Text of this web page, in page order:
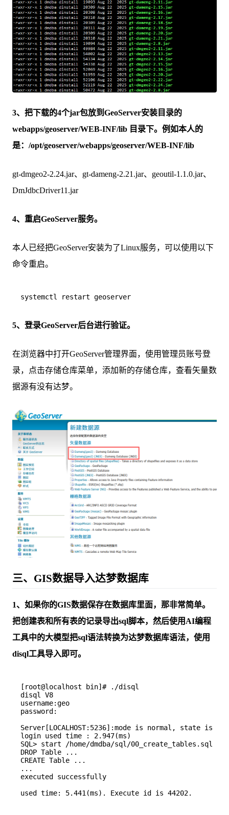
3、把下载的4个jar包放到GeoServer安装目录的
webapps/geoserver/WEB-INF/lib 目录下。例如本人的
是：/opt/geoserver/webapps/geoserver/WEB-INF/lib
gt-dmgeo2-2.24.jar、gt-dameng-2.21.jar、geoutil-1.1.0.jar、
DmJdbcDriver11.jar
4、重启GeoServer服务。
本人已经把GeoServer安装为了Linux服务，可以使用以下
命令重启。
5、登录GeoServer后台进行验证。
在浏览器中打开GeoServer管理界面，使用管理员账号登
录，点击存储仓库菜单，添加新的存储仓库，查看矢量数
据源有没有达梦。
三、GIS数据导入达梦数据库
1、如果你的GIS数据保存在数据库里面，那非常简单。
把创建表和所有表的记录导出sql脚本，然后使用AI编程
工具中的大模型把sql语法转换为达梦数据库语法，使用
disql工具导入即可。
[root@localhost bin]# ./disql
disql V8
username:geo
password:
Server[LOCALHOST:5236]:mode is normal, state is
login used time : 2.947(ms)
SQL> start /home/dmdba/sql/00_create_tables.sql
DROP Table ...
CREATE Table ...
...
executed successfully